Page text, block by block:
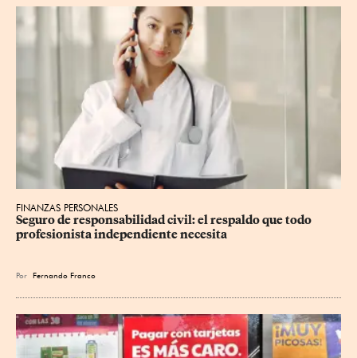
FINANZAS PERSONALES
Seguro de responsabilidad civil: el respaldo que todo
profesionista independiente necesita
Por Fernando Franco